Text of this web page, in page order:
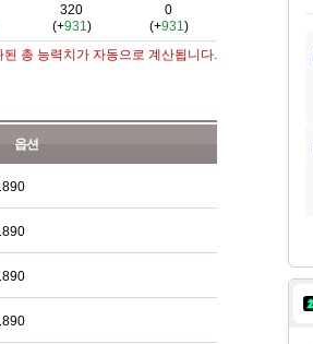
320
(+931)
0
(+931)
총 능력치가 자동으로 계산됩니다.
옵션